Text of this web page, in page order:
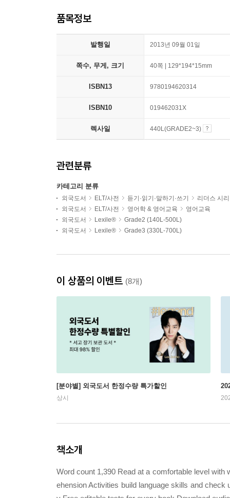
품목정보
발행일 2013년 09월 01일
쪽수, 무게, 크기 40쪽 | 129*194*15mm
ISBN13 9780194620314
ISBN10 019462031X
렉사일 440L(GRADE2~3)
관련분류
카테고리 분류
외국도서 ELT/사전 듣기·읽기·말하기·쓰기
리더스 시
외국도서
ELT/사전 영어학 & 영어교육
영어교육
외국도서
Lexile®
Grade2 (140L-500L)
외국도서
Lexile® Grade3 (330L-700L)
이 상품의 이벤트 (8개)
[분야별] 외국도서 한정수량 특가할인
상시
책소개
Word count 1,390 Read at a comfortable level
ehension Activities build language skills and